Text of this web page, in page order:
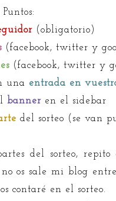
Puntos:
(obligatorio)
(facebook, twitter y
(facebook, twitter y
una entrada en
banner en el sidebar
del sorteo (se van
del sorteo, repito
os sale mi blog
contaré en el sorteo.